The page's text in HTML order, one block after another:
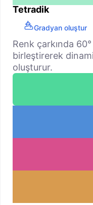
Tetradik
Gradyan oluştur
Renk çarkında
birleştirerek
oluşturur.